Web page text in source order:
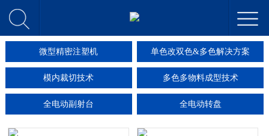
微型精密注塑机 单色改双色&多色解决方案
模内裁切技术 多色多物料成型技术
全电动副射台 全电动转盘